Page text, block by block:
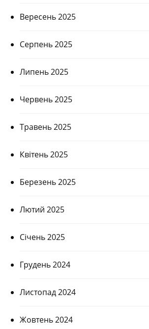
Вересень 2025
Серпень 2025
Липень 2025
Червень 2025
Травень 2025
Квітень 2025
Березень 2025
Лютий 2025
Січень 2025
Грудень 2024
Листопад 2024
Жовтень 2024